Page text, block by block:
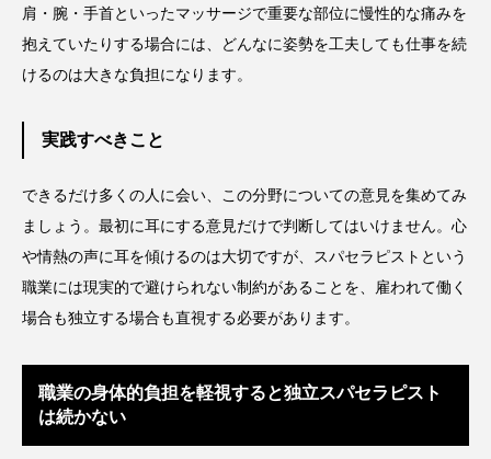
ヘルスケア ヘルスビューティー
メンズスキンケア メンタルケア
メンタルヘルス ライフスタイル
リカバリー リカバリーウェア リサーチ
リナロール 効果
肩・腕・手首といったマッサージで重要な部位に慢性的な痛みを
抱えていたりする場合には、どんなに姿勢を工夫しても仕事を続
けるのは大きな負担になります。
実践すべきこと
できるだけ多くの人に会い、この分野についての意見を集めてみ
ましょう。最初に耳にする意見だけで判断してはいけません。心
や情熱の声に耳を傾けるのは大切ですが、スパセラピストという
職業には現実的で避けられない制約があることを、雇われて働く
場合も独立する場合も直視する必要があります。
職業の身体的負担を軽視すると独立スパセラピスト
は続かない